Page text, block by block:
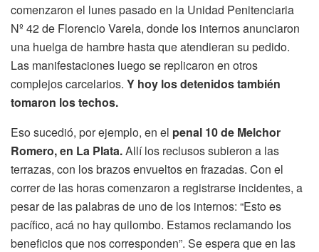
comenzaron el lunes pasado en la Unidad Penitenciaria
Nº 42 de Florencio Varela, donde los internos anunciaron
una huelga de hambre hasta que atendieran su pedido.
Las manifestaciones luego se replicaron en otros
complejos carcelarios. Y hoy los detenidos también
tomaron los techos.
Eso sucedió, por ejemplo, en el penal 10 de Melchor
Romero, en La Plata.Allí los reclusos subieron a las
terrazas, con los brazos envueltos en frazadas. Con el
correr de las horas comenzaron a registrarse incidentes, a
pesar de las palabras de uno de los internos: “Esto es
pacífico, acá no hay quilombo. Estamos reclamando los
beneficios que nos corresponden”. Se espera que en las